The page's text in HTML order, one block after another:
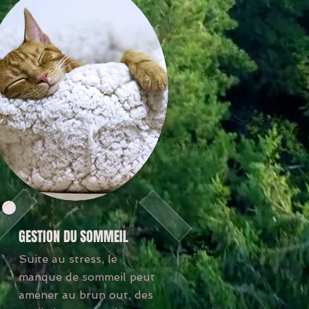
GESTION DU SOMMEIL
Suite au stress, le
manque de sommeil peut
amener au brun out, des